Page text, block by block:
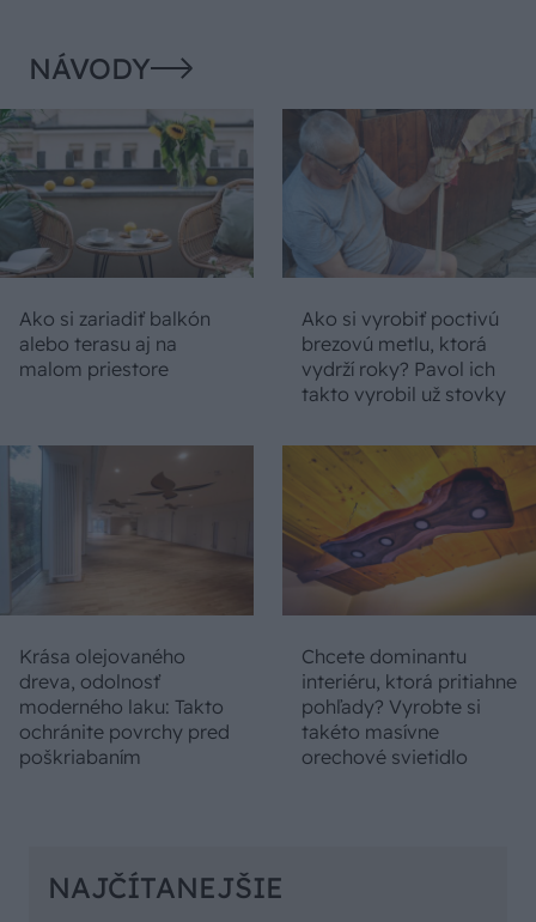
NÁVODY
Ako si zariadiť balkón
alebo terasu aj na
malom priestore
Ako si vyrobiť poctivú
brezovú metlu, ktorá
vydrží roky? Pavol ich
takto vyrobil už stovky
Krása olejovaného
dreva, odolnosť
moderného laku: Takto
ochránite povrchy pred
poškriabaním
Chcete dominantu
interiéru, ktorá pritiahne
pohľady? Vyrobte si
takéto masívne
orechové svietidlo
NAJČÍTANEJŠIE